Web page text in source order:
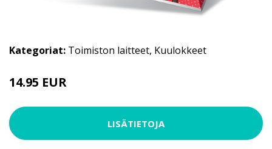
Kategoriat: Toimiston laitteet, Kuulokkeet
14.95 EUR
LISÄTIETOJA